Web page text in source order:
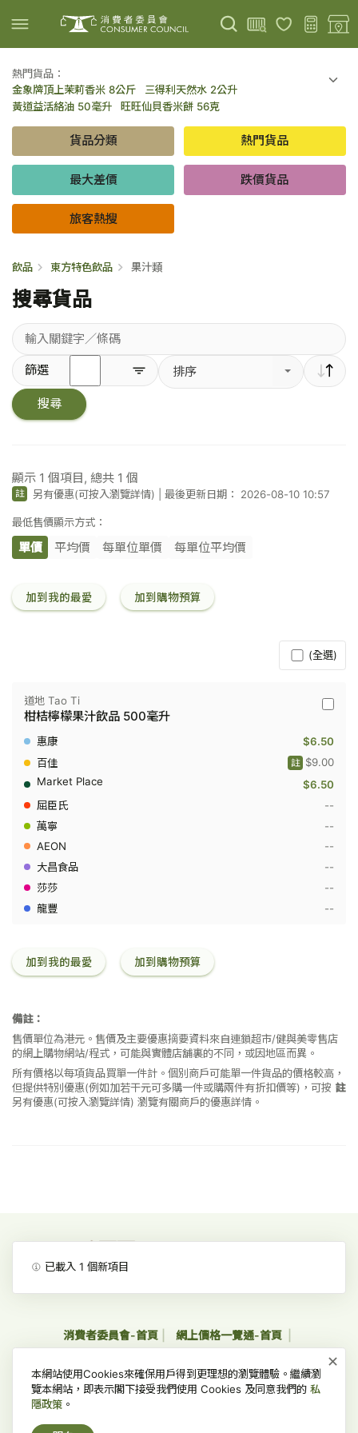
上載圖片 掃描條碼
熱門貨品：
金象牌頂上茉莉香米 8公斤
三得利天然水 2公升
黃道益活絡油 50毫升
旺旺仙貝香米餅 56克
百勝廚新加坡叻沙拉麵 144克
倍樂醇乳酪飲品 - 藍莓 65毫升 x 6
金象牌頂上茉莉香米 5公斤
低鹽/無鹽/低糖/無糖食品
貨品分類 熱門貨品
最大差價 跌價貨品
旅客熱搜
飲品 東方特色飲品 果汁類
搜尋貨品
輸
入
關
鍵
字
篩選 排序
搜尋
顯示 1 個項目, 總共 1 個
註 另有優惠(可按入瀏覽詳情) |最後更新日期： 2026-08-10 10:57
最低售價顯示方式：
單價 平均價 每單位單價 每單位平均價
加到我的最愛 加到購物預算
(全選)
道
Tao
Ti
-
桔
果
飲
毫
道地 Tao Ti
柑桔檸檬果汁飲品 500毫升
$6.50
$9.00
註
$6.50
--
--
--
--
--
--
加到我的最愛 加到購物預算
備註：
售價單位為港元。售價及主要優惠摘要資料來自連鎖超市/健與美零售店
的網上購物網站/程式，可能與實體店舖裏的不同，或因地區而異。
所有價格以每項貨品買單一件計。個別商戶可能單一件貨品的價格較高，
但提供特別優惠(例如加若干元可多購一件或購兩件有折扣價等)，可按 註
另有優惠(可按入瀏覽詳情)瀏覽有關商戶的優惠詳情。
消費者委員會-首頁
網上價格一覽通-首頁
免責、版權及無障礙聲明
常見問題
已載入1 個新項目
本網站使用Cookies來確保用戶得到更理想的瀏覽體驗。繼續瀏
覽本網站，即表示閣下接受我們使用 Cookies 及同意我們的 私
隱政策。
×